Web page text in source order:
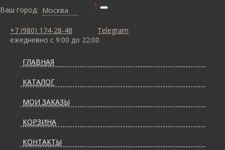
Ваш город: Москва
+7 (980) 174-28-48
Telegram
ежедневно с 9:00 до 22:00
+
ГЛАВНАЯ
КАТАЛОГ
МОИ ЗАКАЗЫ
КОРЗИНА
КОНТАКТЫ